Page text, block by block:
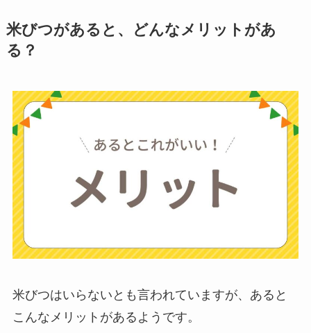
代用やおすすめは？
ストライダーはいら
ちがいい？買った人
を聞いてみた
った？代用は布団乾
米びつがあると、どんなメリットがあ
る？
米びつはいらないとも言われていますが、あると
こんなメリットがあるようです。